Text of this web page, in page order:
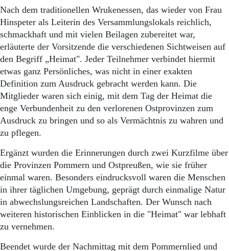
Nach dem traditionellen Wrukenessen, das wieder von Frau
Hinspeter als Leiterin des Versammlungslokals reichlich,
schmackhaft und mit vielen Beilagen zubereitet war,
erläuterte der Vorsitzende die verschiedenen Sichtweisen auf
den Begriff „Heimat". Jeder Teilnehmer verbindet hiermit
etwas ganz Persönliches, was nicht in einer exakten
Definition zum Ausdruck gebracht werden kann. Die
Mitglieder waren sich einig, mit dem Tag der Heimat die
enge Verbundenheit zu den verlorenen Ostprovinzen zum
Ausdruck zu bringen und so als Vermächtnis zu wahren und
zu pflegen.
Ergänzt wurden die Erinnerungen durch zwei Kurzfilme über
die Provinzen Pommern und Ostpreußen, wie sie früher
einmal waren. Besonders eindrucksvoll waren die Menschen
in ihrer täglichen Umgebung, geprägt durch einmalige Natur
in abwechslungsreichen Landschaften. Der Wunsch nach
weiteren historischen Einblicken in die "Heimat" war lebhaft
zu vernehmen.
Beendet wurde der Nachmittag mit dem Pommernlied und